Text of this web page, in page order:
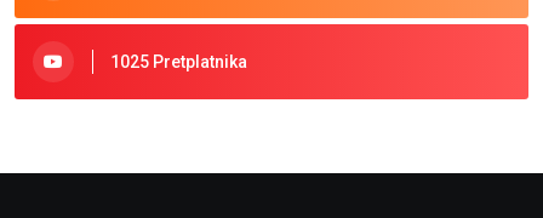
1025 Pretplatnika